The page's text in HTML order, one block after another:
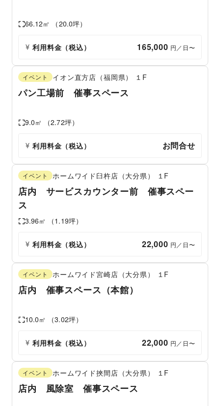
66.12㎡ （20.0坪）
利用料金（税込） 165,000 円／日〜
イベント イオン直方店（福岡県） １F
パン工場前 催事スペース
9.0㎡ （2.72坪）
利用料金（税込） お問合せ
イベント ホームワイド臼杵店（大分県） １F
店内 サービスカウンター前 催事スペー
ス
3.96㎡ （1.19坪）
利用料金（税込） 22,000 円／日〜
イベント ホームワイド宮崎店（大分県） １F
店内 催事スペース（本館）
10.0㎡ （3.02坪）
利用料金（税込） 22,000 円／日〜
イベント ホームワイド挾間店（大分県） １F
店内 風除室 催事スペース